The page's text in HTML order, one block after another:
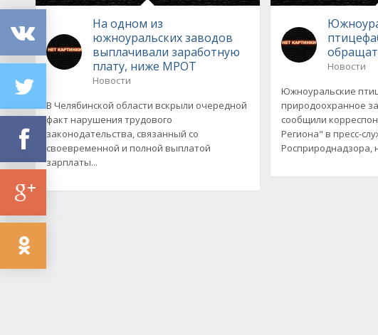
На одном из
южноуральских заводов
выплачивали заработную
плату, ниже МРОТ
Новости
В Челябинской области вскрыли очередной
факт нарушения трудового
законодательства, связанный со
своевременной и полной выплатой
зарплаты...
Новости
Южноуральские
природоохранное
сообщили
Региона" в пресс-
Росприроднадзора,